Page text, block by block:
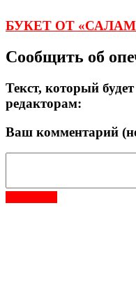
БУКЕТ ОТ
Сообщить об
Текст, который
редакторам:
Ваш комментарий